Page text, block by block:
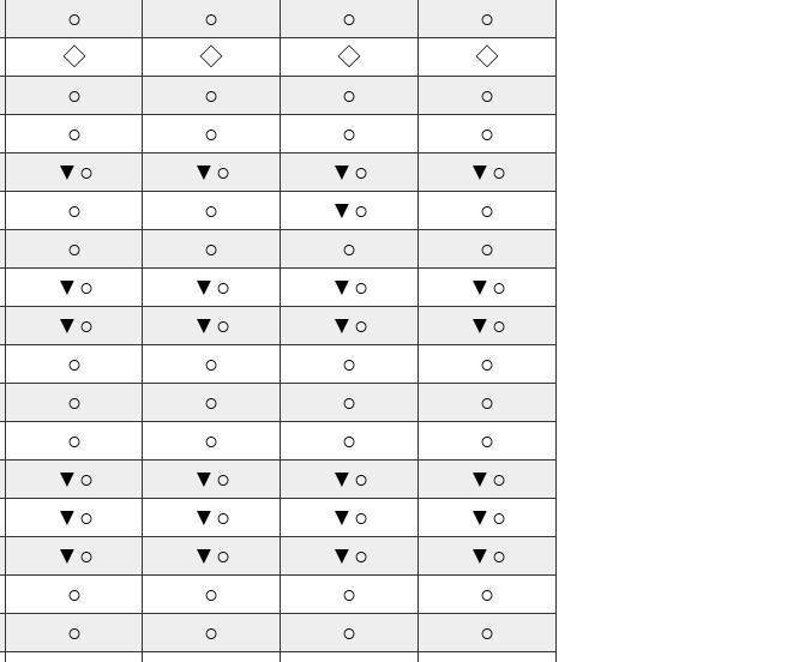
○ ○ ○ ○
◇ ◇ ◇ ◇
○ ○ ○ ○
○ ○ ○ ○
▼○ ▼○ ▼○ ▼○
○ ○ ▼○ ○
○ ○ ○ ○
▼○ ▼○ ▼○ ▼○
▼○ ▼○ ▼○ ▼○
○ ○ ○ ○
○ ○ ○ ○
○ ○ ○ ○
▼○ ▼○ ▼○ ▼○
▼○ ▼○ ▼○ ▼○
▼○ ▼○ ▼○ ▼○
○ ○ ○ ○
○ ○ ○
○